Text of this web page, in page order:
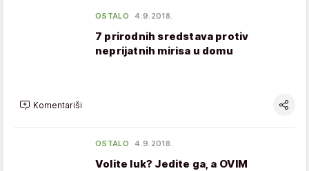
OSTALO 4.9.2018.
7 prirodnih sredstava protiv
neprijatnih mirisa u domu
Komentariši
OSTALO 4.9.2018.
Volite luk? Jedite ga, a OVIM